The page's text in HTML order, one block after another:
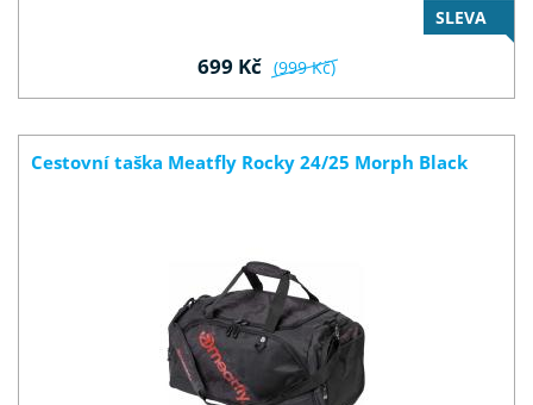
SLEVA
699 Kč (999 Kč)
Cestovní taška Meatfly Rocky 24/25 Morph Black